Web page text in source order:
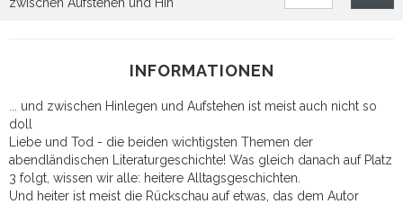
INFORMATIONEN
... und zwischen Hinlegen und Aufstehen ist meist auch nicht so
doll
Liebe und Tod - die beiden wichtigsten Themen der
abendländischen Literaturgeschichte! Was gleich danach auf Platz
3 folgt, wissen wir alle: heitere Alltagsgeschichten.
Und heiter ist meist die Rückschau auf etwas, das dem Autor